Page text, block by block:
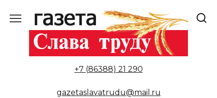
содержанию
+7 (86388) 21 290
gazetaslavatrudu@mail.ru